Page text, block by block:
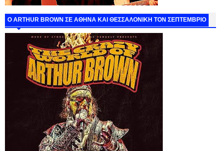
O ARTHUR BROWN ΣΕ ΑΘΗΝΑ ΚΑΙ ΘΕΣΣΑΛΟΝΙΚΗ ΤΟΝ ΣΕΠΤΕΜΒΡΙΟ